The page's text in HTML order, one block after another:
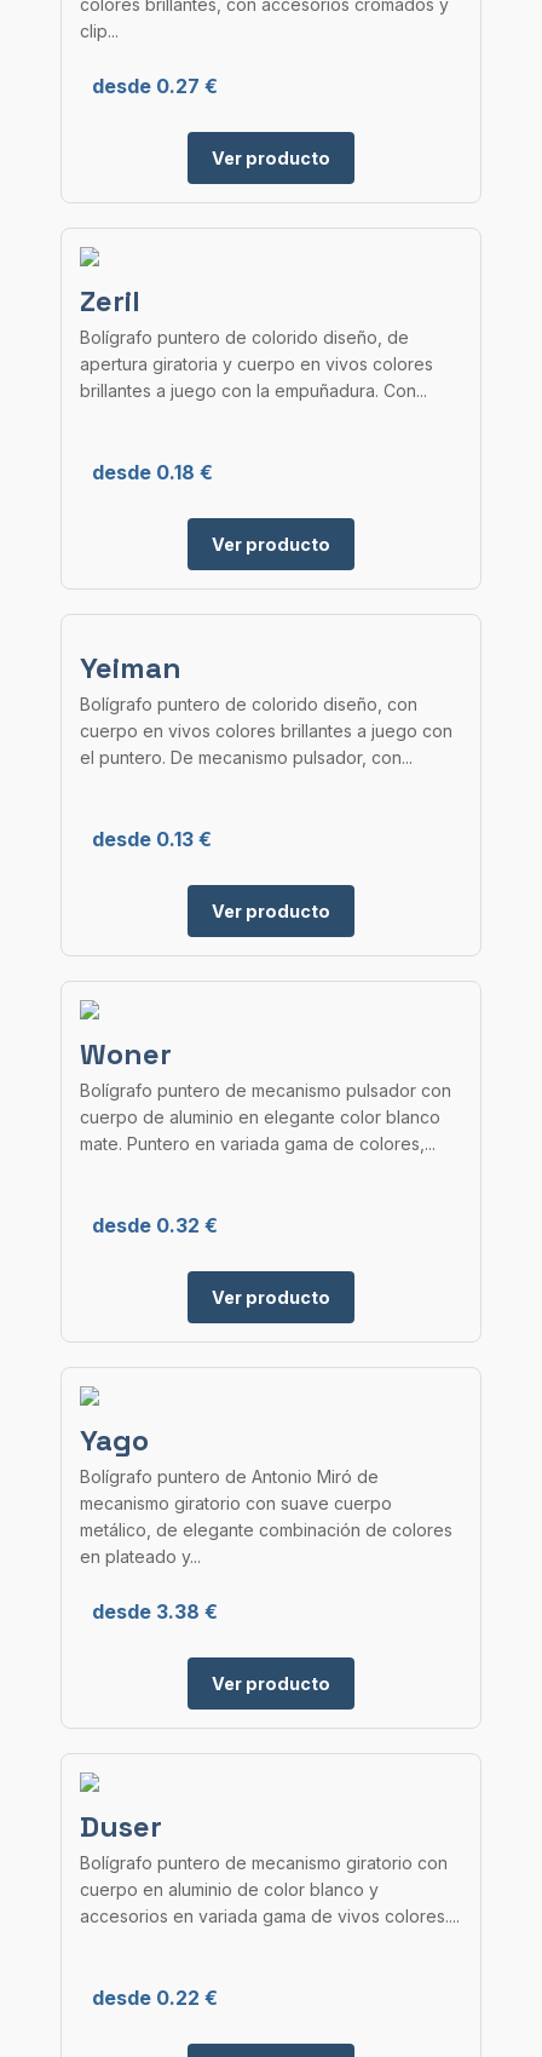
colores brillantes, con accesorios cromados y
clip...
desde 0.27 €
Ver producto
Zeril
Bolígrafo puntero de colorido diseño, de
apertura giratoria y cuerpo en vivos colores
brillantes a juego con la empuñadura. Con...
desde 0.18 €
Ver producto
Yeiman
Bolígrafo puntero de colorido diseño, con
cuerpo en vivos colores brillantes a juego con
el puntero. De mecanismo pulsador, con...
desde 0.13 €
Ver producto
Woner
Bolígrafo puntero de mecanismo pulsador con
cuerpo de aluminio en elegante color blanco
mate. Puntero en variada gama de colores,...
desde 0.32 €
Ver producto
Yago
Bolígrafo puntero de Antonio Miró de
mecanismo giratorio con suave cuerpo
metálico, de elegante combinación de colores
en plateado y...
desde 3.38 €
Ver producto
Duser
Bolígrafo puntero de mecanismo giratorio con
cuerpo en aluminio de color blanco y
accesorios en variada gama de vivos colores....
desde 0.22 €